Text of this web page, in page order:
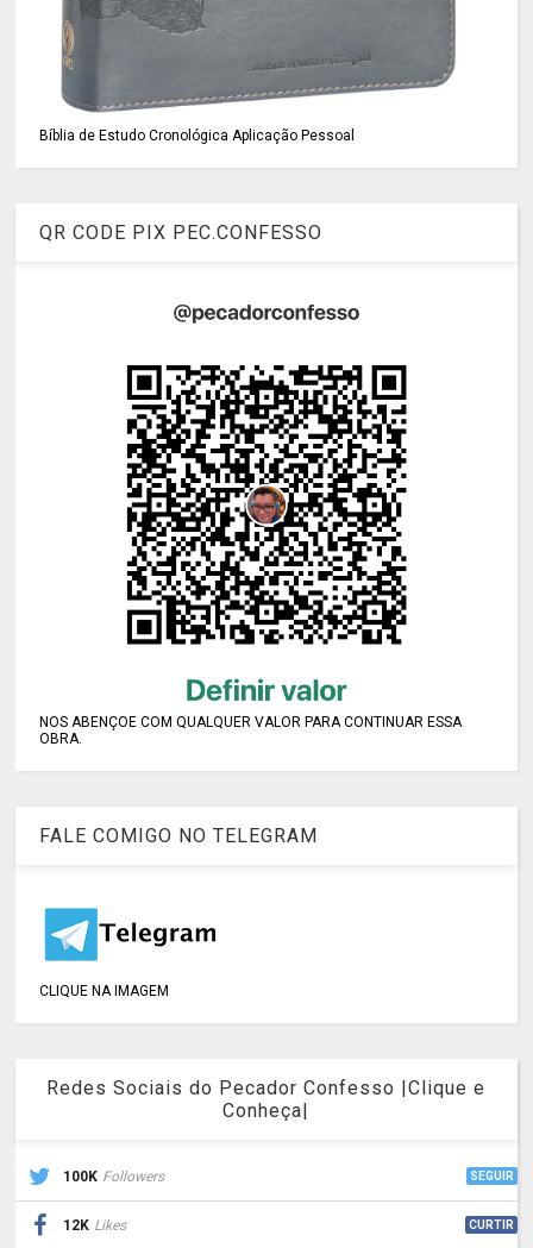
Bíblia de Estudo Cronológica Aplicação Pessoal
QR CODE PIX PEC.CONFESSO
NOS ABENÇOE COM QUALQUER VALOR PARA CONTINUAR ESSA
OBRA.
FALE COMIGO NO TELEGRAM
CLIQUE NA IMAGEM
Redes Sociais do Pecador Confesso |Clique e
Conheça|
100K Followers SEGUIR
12K Likes CURTIR